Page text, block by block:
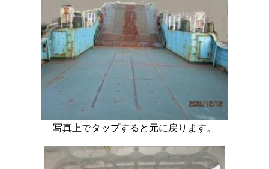
写真上でタップすると元に戻ります。